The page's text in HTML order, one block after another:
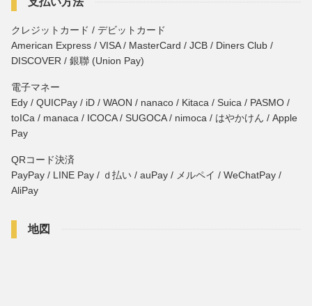
クレジットカード / デビットカード
American Express / VISA / MasterCard / JCB / Diners Club /
DISCOVER / 銀聯 (Union Pay)
電子マネー
Edy / QUICPay / iD / WAON / nanaco / Kitaca / Suica / PASMO /
toICa / manaca / ICOCA / SUGOCA / nimoca / はやかけん / Apple
Pay
QRコード決済
PayPay / LINE Pay / ｄ払い / auPay / メルペイ / WeChatPay /
AliPay
地図